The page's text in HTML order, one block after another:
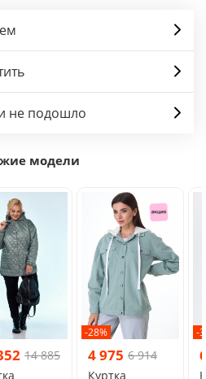
не подошло
модели
14 885
-28%
4 975 6 914
Куртка
-